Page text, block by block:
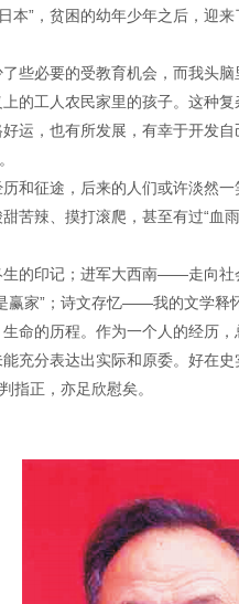
本”，贫困的幼年少年之后，迎
些必要的受教育机会，而我头
的工人农民家里的孩子。这种
运，也有所发展，有幸于开发
和征途，后来的人们或许淡然一
苦辣、摸打滚爬，甚至有过“血
的印记；进军大西南——走向
家”；诗文存忆——我的文学释
命的历程。作为一个人的经历
充分表达出实际和原委。好在
指正，亦足欣慰矣。